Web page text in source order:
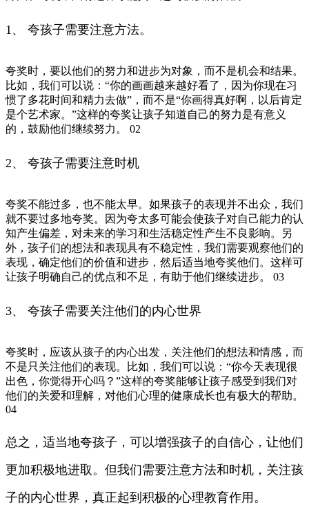
1、 夸孩子需要注意方法。
夸奖时，要以他们的努力和进步为对象，而不是机会和结果。
比如，我们可以说：“你的画画越来越好看了，因为你现在习
惯了多花时间和精力去做”，而不是“你画得真好啊，以后肯定
是个艺术家。”这样的夸奖让孩子知道自己的努力是有意义
的，鼓励他们继续努力。 02
2、 夸孩子需要注意时机
夸奖不能过多，也不能太早。如果孩子的表现并不出众，我们
就不要过多地夸奖。因为夸太多可能会使孩子对自己能力的认
知产生偏差，对未来的学习和生活稳定性产生不良影响。另
外，孩子们的想法和表现具有不稳定性，我们需要观察他们的
表现，确定他们的价值和进步，然后适当地夸奖他们。这样可
让孩子明确自己的优点和不足，有助于他们继续进步。 03
3、 夸孩子需要关注他们的内心世界
夸奖时，应该从孩子的内心出发，关注他们的想法和情感，而
不是只关注他们的表现。比如，我们可以说：“你今天表现很
出色，你觉得开心吗？”这样的夸奖能够让孩子感受到我们对
他们的关爱和理解，对他们心理的健康成长也有极大的帮助。
04
总之，适当地夸孩子，可以增强孩子的自信心，让他们
更加积极地进取。但我们需要注意方法和时机，关注孩
子的内心世界，真正起到积极的心理教育作用。